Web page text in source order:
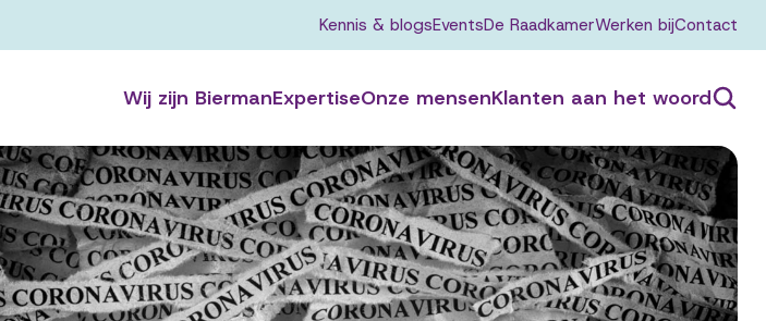
Kennis & blogsEventsDe RaadkamerWerken bijContact
Wij zijn BiermanExpertiseOnze mensenKlanten aan het woord